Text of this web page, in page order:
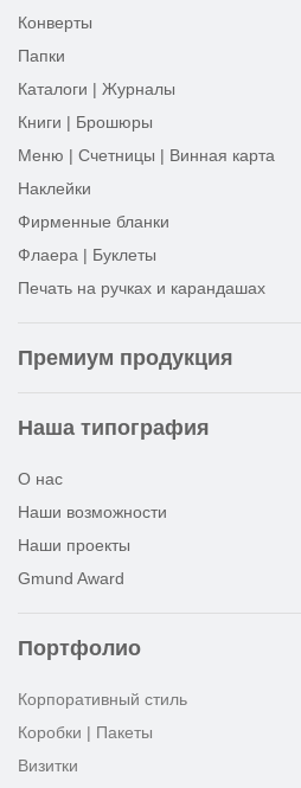
Конверты
Папки
Каталоги | Журналы
Книги | Брошюры
Меню | Счетницы | Винная карта
Наклейки
Фирменные бланки
Флаера | Буклеты
Печать на ручках и карандашах
Премиум продукция
Наша типография
О нас
Наши возможности
Наши проекты
Gmund Award
Портфолио
Корпоративный стиль
Коробки | Пакеты
Визитки